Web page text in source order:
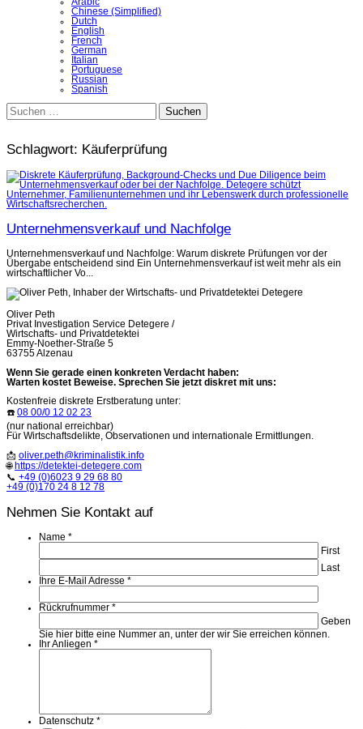
Chinese (Simplified)
Dutch
English
French
German
Italian
Portuguese
Russian
Spanish
Suchen
nach:
Schlagwort: Käuferprüfung
Unternehmensverkauf und Nachfolge
Unternehmensverkauf und Nachfolge: Warum diskrete Prüfungen vor der
Übergabe entscheidend sind Ein Unternehmensverkauf ist weit mehr als ein
wirtschaftlicher Vo...
Oliver Peth
Privat Investigation Service Detegere /
Wirtschafts- und Privatdetektei
Emmy-Noether-Straße 5
63755 Alzenau
Wenn Sie gerade einen konkreten Verdacht haben:
Warten kostet Beweise. Sprechen Sie jetzt diskret mit uns:
Kostenfreie diskrete Erstberatung unter:
☎️ 08 00/0 12 02 23
(nur national erreichbar)
Für Wirtschaftsdelikte, Observationen und internationale Ermittlungen.
📩 oliver.peth@kriminalistik.info
🌐 https://detektei-detegere.com
📞 +49 (0)6023 9 29 68 80
+49 (0)170 24 8 12 78
Nehmen Sie Kontakt auf
Name *
First
Last
Ihre E-Mail Adresse *
Rückrufnummer *
Geben
Sie hier bitte eine Nummer an, unter der wir Sie erreichen können.
Ihr Anliegen *
Datenschutz *